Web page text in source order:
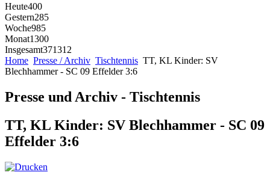
Heute400
Gestern285
Woche985
Monat1300
Insgesamt371312
Home Presse / Archiv Tischtennis TT, KL Kinder: SV
Blechhammer - SC 09 Effelder 3:6
Presse und Archiv - Tischtennis
TT, KL Kinder: SV Blechhammer - SC 09
Effelder 3:6